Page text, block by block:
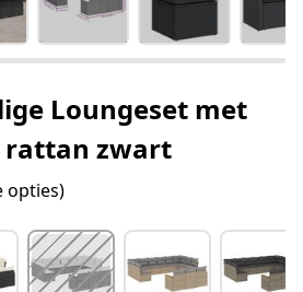
Loungeset met
rattan zwart
opties)